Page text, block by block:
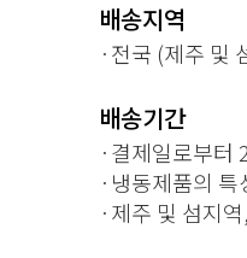
배송지역
·전국 (제주 및
배송기간
·결제일로부터
· 냉동제품의
·제주 및 섬지